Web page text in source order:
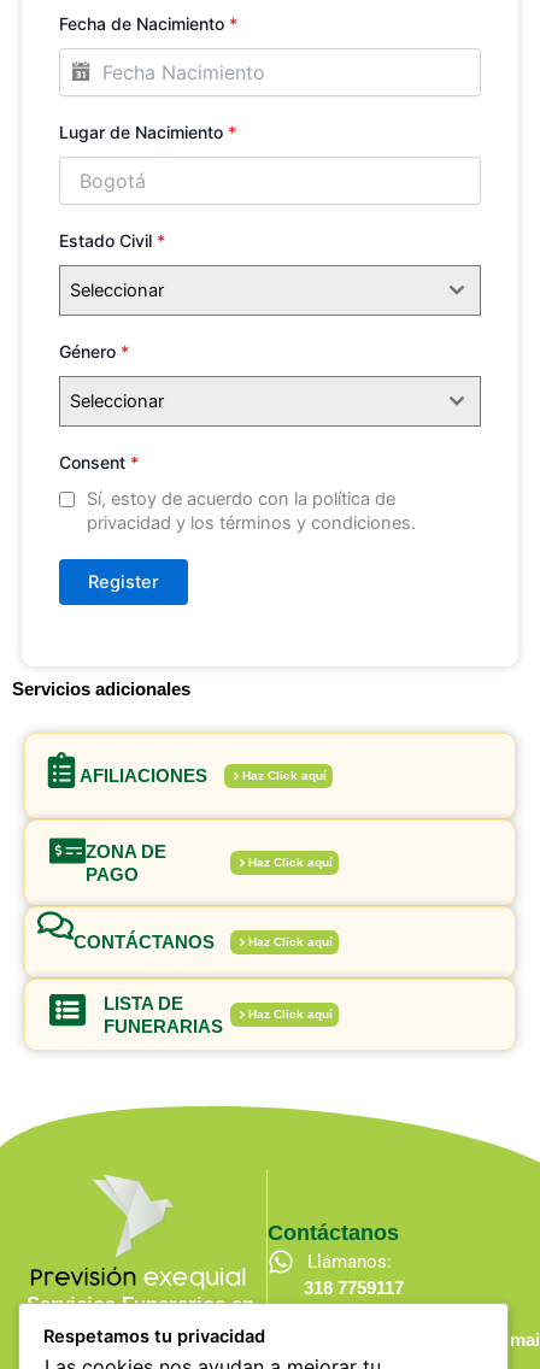
Fecha de Nacimiento *
Lugar de Nacimiento *
Estado Civil *
Seleccionar
Género *
Seleccionar
Consent *
Sí, estoy de acuerdo con la política de
privacidad y los términos y condiciones.
Register
Servicios adicionales
AFILIACIONES Haz Click aquí
ZONA DE
PAGO
Haz Click aquí
CONTÁCTANOS Haz Click aquí
LISTA DE
FUNERARIAS
Haz Click aquí
Servicios Funerarios en
Momentos Difíciles
F
T
Y
Contáctanos
Llámanos:
318 7759117
Respetamos tu privacidad